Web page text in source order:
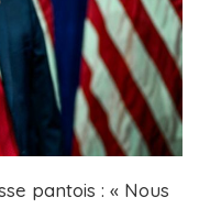
pantois : « Nous